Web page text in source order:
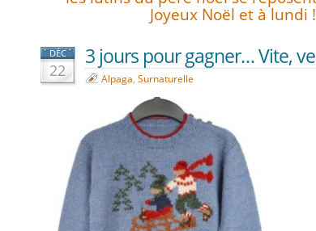
Joyeux Noël et à lundi
DÉC
22
3 jours pour gagner… Vite,
Alpaga, Surnaturelle